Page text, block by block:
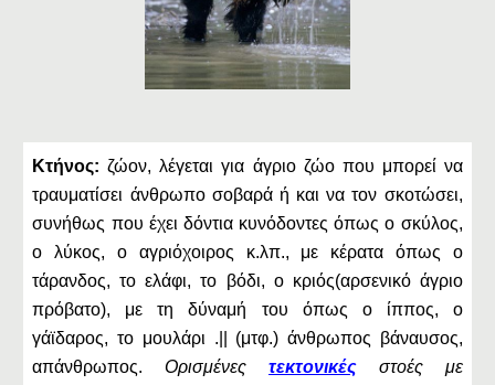
Κτήνος: ζώον, λέγεται για άγριο ζώο που μπορεί να
τραυματίσει άνθρωπο σοβαρά ή και να τον σκοτώσει,
συνήθως που έχει δόντια κυνόδοντες όπως ο σκύλος,
ο λύκος, ο αγριόχοιρος κ.λπ., με κέρατα όπως ο
τάρανδος, το ελάφι, το βόδι, ο κριός(αρσενικό άγριο
πρόβατο), με τη δύναμή του όπως ο ίππος, ο
γάϊδαρος, το μουλάρι .|| (μτφ.) άνθρωπος βάναυσος,
απάνθρωπος. Ορισμένες τεκτονικές στοές με